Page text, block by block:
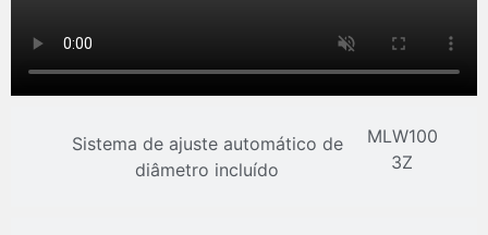
Sistema de ajuste automático de
diâmetro incluído
MLW100
3Z